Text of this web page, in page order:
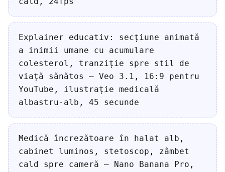
Explainer educativ: secțiune animată
a inimii umane cu acumulare
colesterol, tranziție spre stil de
viață sănătos — Veo 3.1, 16:9 pentru
YouTube, ilustrație medicală
albastru-alb, 45 secunde
Medică încrezătoare în halat alb,
cabinet luminos, stetoscop, zâmbet
cald spre cameră — Nano Banana Pro,